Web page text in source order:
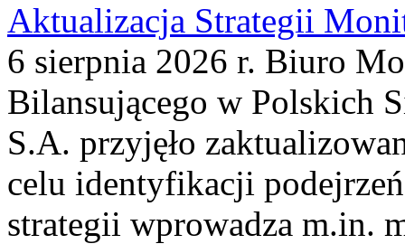
Aktualizacja Strategii
6 sierpnia 2026 r. Biuro
Bilansującego w Polskich
S.A. przyjęło
celu identyfikacji
strategii wprowadza m.in.